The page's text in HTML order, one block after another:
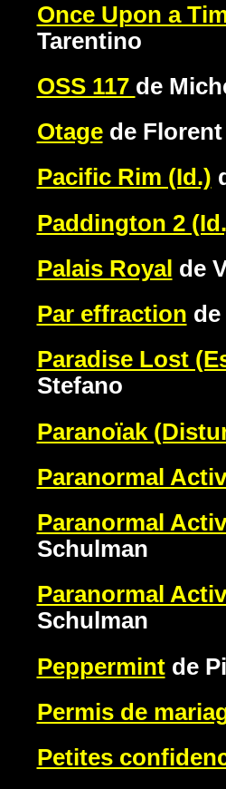
Once Upon a
Tarentino
OSS 117 de
Otagede Florent
Pacific Rim (Id.)
Paddington 2
Palais Royal de
Par effraction
Paradise Lost
Stefano
Paranoïak
Paranormal
Paranormal
Schulman
Paranormal
Schulman
Peppermintde
Permis de
Petites